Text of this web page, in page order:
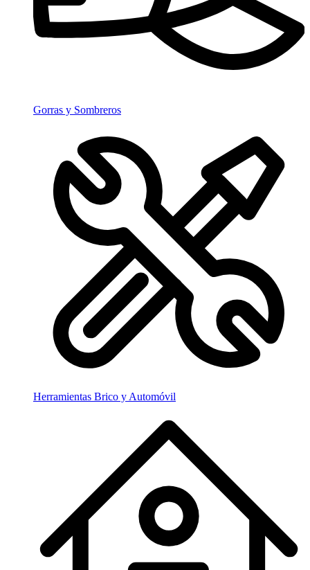
Gorras y Sombreros
Herramientas Brico y Automóvil